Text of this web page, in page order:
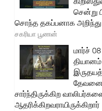
சென்று
சொந்த தகப்பனாக
சகரியா பூணன்
மார்ச்
தியானம்
சார்ந்திருக்கிற
ஆதரிக்கிறவராயிருக்கிறார்